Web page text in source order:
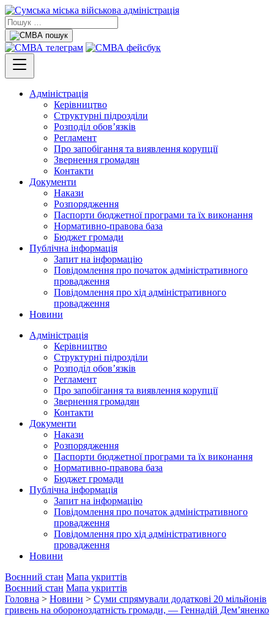
Адміністрація
Керівництво
Структурні підрозділи
Розподіл обов’язків
Регламент
Про запобігання та виявлення корупції
Звернення громадян
Контакти
Документи
Накази
Розпорядження
Паспорти бюджетної програми та їх виконання
Нормативно-правова база
Бюджет громади
Публічна інформація
Запит на інформацію
Повідомлення про початок адміністративного
провадження
Повідомлення про хід адміністративного
провадження
Новини
Адміністрація
Керівництво
Структурні підрозділи
Розподіл обов’язків
Регламент
Про запобігання та виявлення корупції
Звернення громадян
Контакти
Документи
Накази
Розпорядження
Паспорти бюджетної програми та їх виконання
Нормативно-правова база
Бюджет громади
Публічна інформація
Запит на інформацію
Повідомлення про початок адміністративного
провадження
Повідомлення про хід адміністративного
провадження
Новини
Воєнний стан Мапа укриттів
Воєнний стан Мапа укриттів
Головна > Новини > Суми спрямували додаткові 20 мільйонів
гривень на обороноздатність громади, — Геннадій Дем’яненко